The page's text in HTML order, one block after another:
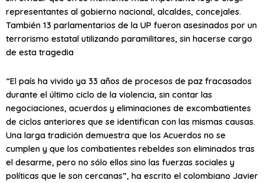
representantes al gobierno nacional, alcaldes, concejales.
También 13 parlamentarios de la UP fueron asesinados por un
terrorismo estatal utilizando paramilitares, sin hacerse cargo
de esta tragedia
“El país ha vivido ya 33 años de procesos de paz fracasados
durante el último ciclo de la violencia, sin contar las
negociaciones, acuerdos y eliminaciones de excombatientes
de ciclos anteriores que se identifican con las mismas causas.
Una larga tradición demuestra que los Acuerdos no se
cumplen y que los combatientes rebeldes son eliminados tras
el desarme, pero no sólo ellos sino las fuerzas sociales y
políticas que le son cercanas”, ha escrito el colombiano Javier